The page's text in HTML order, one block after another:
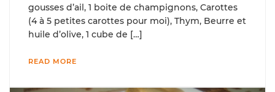
gousses d’ail, 1 boite de champignons, Carottes
(4 à 5 petites carottes pour moi), Thym, Beurre et
huile d’olive, 1 cube de […]
READ MORE